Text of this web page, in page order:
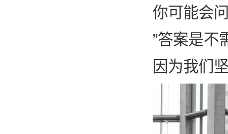
你可能会
”答案是不
因为我们